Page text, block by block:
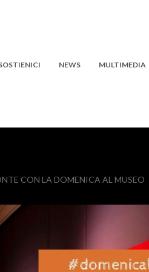
NEWS MULTIMEDIA
CON LA DOMENICA AL MUSEO